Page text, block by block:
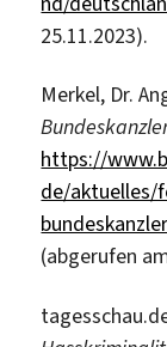
25.11.2023).
Merkel, Dr.
https://
de/aktuelles/
(abgerufen